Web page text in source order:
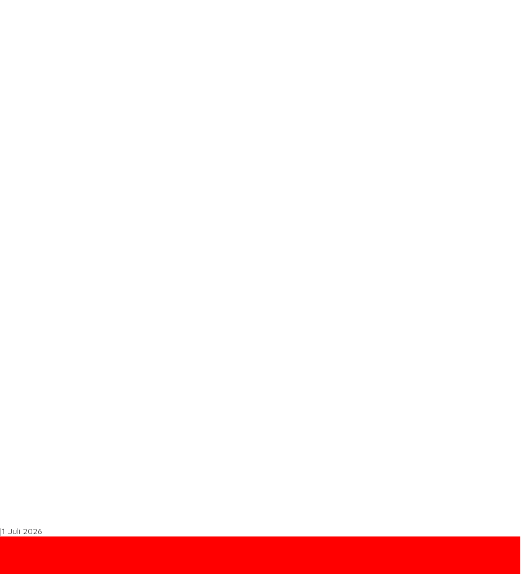
|1 Juli 2026